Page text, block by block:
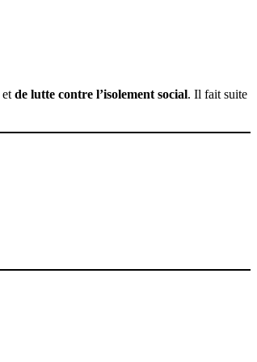
et de lutte contre l’isolement social. Il fait suite